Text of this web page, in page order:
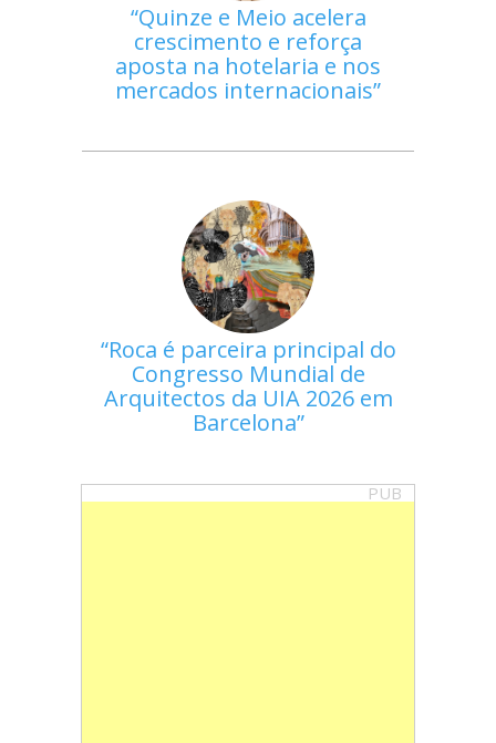
Quinze e Meio acelera
crescimento e reforça
aposta na hotelaria e nos
mercados internacionais
Roca é parceira principal do
Congresso Mundial de
Arquitectos da UIA 2026 em
Barcelona
PUB